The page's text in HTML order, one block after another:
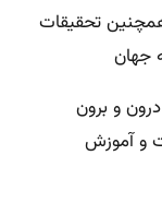
تحقیقات
جهان
و برون
و آموزش